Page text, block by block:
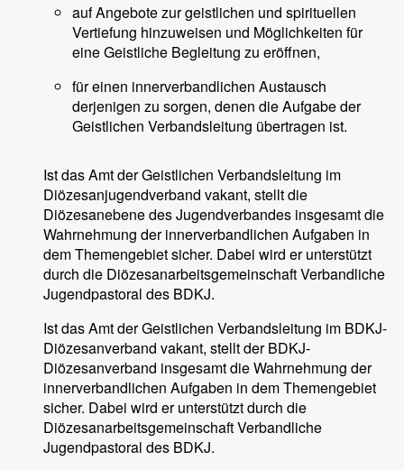
auf Angebote zur geistlichen und spirituellen
Vertiefung hinzuweisen und Möglichkeiten für
eine Geistliche Begleitung zu eröffnen,
für einen innerverbandlichen Austausch
derjenigen zu sorgen, denen die Aufgabe der
Geistlichen Verbandsleitung übertragen ist.
Ist das Amt der Geistlichen Verbandsleitung im
Diözesanjugendverband vakant, stellt die
Diözesanebene des Jugendverbandes insgesamt die
Wahrnehmung der innerverbandlichen Aufgaben in
dem Themengebiet sicher. Dabei wird er unterstützt
durch die Diözesanarbeitsgemeinschaft Verbandliche
Jugendpastoral des BDKJ.
Ist das Amt der Geistlichen Verbandsleitung im BDKJ-
Diözesanverband vakant, stellt der BDKJ-
Diözesanverband insgesamt die Wahrnehmung der
innerverbandlichen Aufgaben in dem Themengebiet
sicher. Dabei wird er unterstützt durch die
Diözesanarbeitsgemeinschaft Verbandliche
Jugendpastoral des BDKJ.